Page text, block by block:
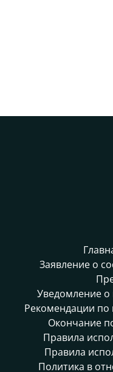
Заявление о
Уведомление о
Рекомендации по
Окончание
Правила
Правила
Политика в